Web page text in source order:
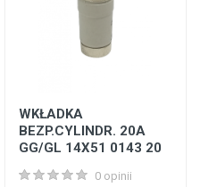
WKŁADKA
BEZP.CYLINDR. 20A
GG/GL 14X51 0143 20
0 opinii